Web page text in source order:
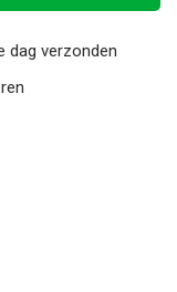
dag verzonden